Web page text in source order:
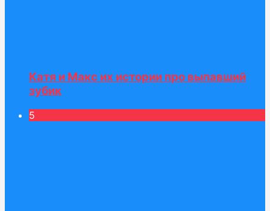
Катя и Макс их истории про выпавший
зубик
5